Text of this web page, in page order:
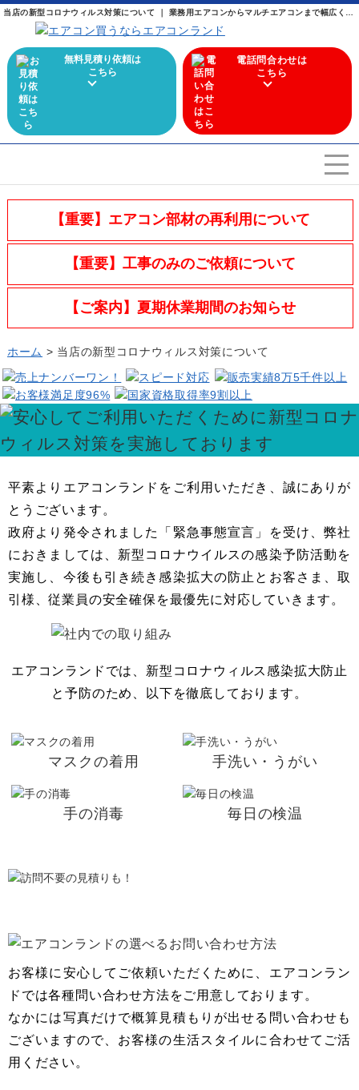
無料見積り依頼は
こちら
電話問合わせは
こちら
エアコンを選ぶ
Airconditioner search
店舗案内
Company
施工実績
Work
よくある質問
お問い合わせ
電話問い合わせはこちら
Call a store
Estimate request
【重要】エアコン部材の再利用について
【重要】工事のみのご依頼について
【ご案内】夏期休業期間のお知らせ
ホーム > 当店の新型コロナウィルス対策について
平素よりエアコンランドをご利用いただき、誠にありが
とうございます。
政府より発令されました「緊急事態宣言」を受け、弊社
におきましては、新型コロナウイルスの感染予防活動を
実施し、今後も引き続き感染拡大の防止とお客さま、取
引様、従業員の安全確保を最優先に対応していきます。
エアコンランドでは、新型コロナウィルス感染拡大防止
と予防のため、以下を徹底しております。
マスクの着用 手洗い・うがい
手の消毒 毎日の検温
お客様に安心してご依頼いただくために、エアコンラン
ドでは各種問い合わせ方法をご用意しております。
なかには写真だけで概算見積もりが出せる問い合わせも
ございますので、お客様の生活スタイルに合わせてご活
用ください。